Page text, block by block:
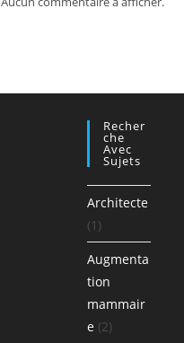
Recher
Che
Avec
Sujets
Architecte
(1)
Augmenta
tion
mammair
e (2)